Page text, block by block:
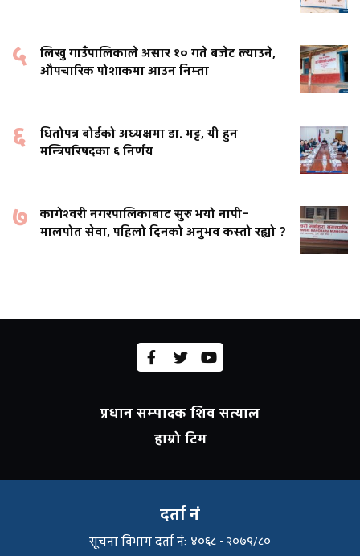
५
लिखु गाउँपालिकाले असार १० गते बजेट ल्याउने,
औपचारिक पोशाकमा आउन निम्ता
६
धितोपत्र बोर्डको अध्यक्षमा डा. भट्ट, यी हुन
मन्त्रिपरिषदका ६ निर्णय
७
कागेश्वरी नगरपालिकाबाट सुरु भयो नापी–
मालपोत सेवा, पहिलो दिनको अनुभव कस्तो रह्यो ?
प्रधान सम्पादक शिव सत्याल
हाम्रो टिम
दर्ता नं
सूचना विभाग दर्ता नंः ४०६८ - २०७९/८०